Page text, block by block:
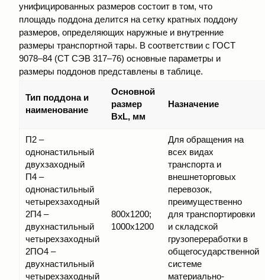
унифицированных размеров состоит в том, что
площадь поддона делится на сетку кратных поддону
размеров, определяющих наружные и внутренние
размеры транспортной тары. В соответствии с ГОСТ
9078–84 (СТ СЭВ 317–76) основные параметры и
размеры поддонов представлены в таблице.
Тип поддона и
наименование
Основной
размер
BхL, мм
Назначение
П2 –
однонастильный
двухзаходный
П4 –
однонастильный
четырехзаходный
2П4 –
двухнастильный
четырехзаходный
2ПО4 –
двухнастильный
четырехзаходный
800х1200;
1000х1200
Для обращения на
всех видах
транспорта и
внешнеторговых
перевозок,
преимущественно
для транспортировки
и складской
грузопереработки в
общегосударственной
системе
материально-